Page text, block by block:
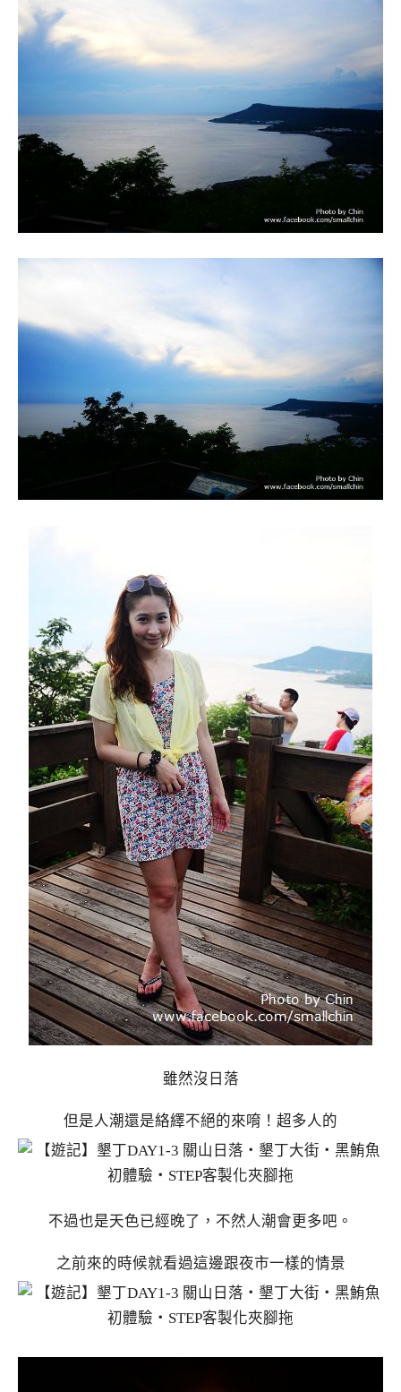
雖然沒日落
但是人潮還是絡繹不絕的來唷！超多人的
不過也是天色已經晚了，不然人潮會更多吧。
之前來的時候就看過這邊跟夜市一樣的情景